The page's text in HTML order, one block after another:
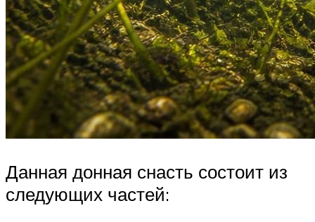
Данная донная снасть состоит из
следующих частей: